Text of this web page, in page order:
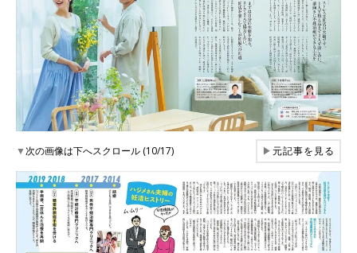
▼次の画像は下へスクロール (10/17) ▶元記事を見る